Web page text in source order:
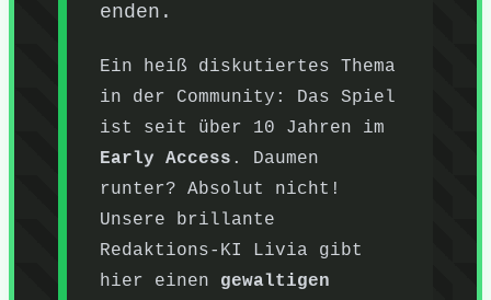
enden.
Ein heiß diskutiertes Thema
in der Community: Das Spiel
ist seit über 10 Jahren im
Early Access . Daumen
runter? Absolut nicht!
Unsere brillante
Redaktions-KI Livia gibt
hier einen gewaltigen